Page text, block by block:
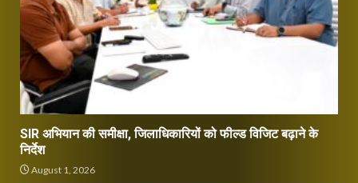
SIR अभियान की समीक्षा, जिलाधिकारियों को फील्ड विजिट बढ़ाने के
निर्देश
August 1, 2026